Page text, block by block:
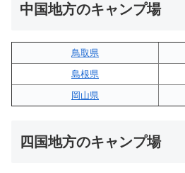
中国地方のキャンプ場
鳥取県
島根県
岡山県
四国地方のキャンプ場